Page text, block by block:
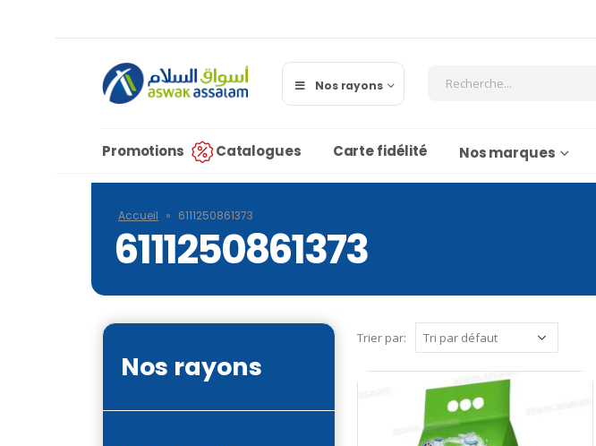
Nos rayons
Promotions Catalogues Carte fidélité Nos marques
Accueil » 6111250861373
6111250861373
Trier par:
Nos rayons